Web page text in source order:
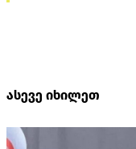
ასევე იხილეთ